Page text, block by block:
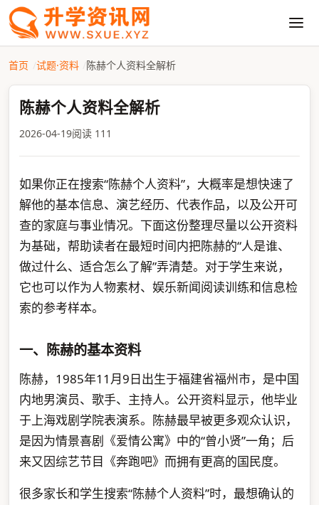
首页 试题·资料 陈赫个人资料全解析
陈赫个人资料全解析
2026-04-19阅读 111
如果你正在搜索“陈赫个人资料”，大概率是想快速了
解他的基本信息、演艺经历、代表作品，以及公开可
查的家庭与事业情况。下面这份整理尽量以公开资料
为基础，帮助读者在最短时间内把陈赫的“人是谁、
做过什么、适合怎么了解”弄清楚。对于学生来说，
它也可以作为人物素材、娱乐新闻阅读训练和信息检
索的参考样本。
一、陈赫的基本资料
陈赫，1985年11月9日出生于福建省福州市，是中国
内地男演员、歌手、主持人。公开资料显示，他毕业
于上海戏剧学院表演系。陈赫最早被更多观众认识，
是因为情景喜剧《爱情公寓》中的“曾小贤”一角；后
来又因综艺节目《奔跑吧》而拥有更高的国民度。
很多家长和学生搜索“陈赫个人资料”时，最想确认的